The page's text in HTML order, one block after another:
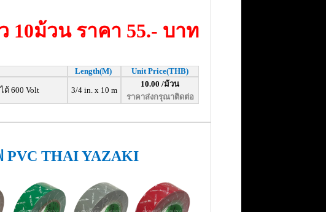
10ม้วน ราคา 55.- บาท
Length(M) Unit Price(THB)
600 Volt 3/4 in. x 10 m
10.00 /ม้วน
ราคาส่งกรุณาติดต่อ
PVC THAI YAZAKI